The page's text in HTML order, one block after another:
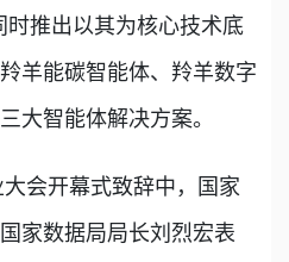
推出以其为核心技术底
羊能碳智能体、羚羊数字
大智能体解决方案。
会开幕式致辞中，国家
家数据局局长刘烈宏表